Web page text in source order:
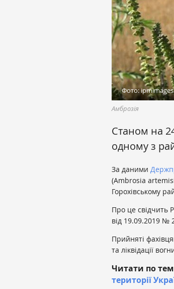
Фото:
Амброзія
Станом на
одному з
За даними
(Ambrosia
Горохівському
Про це свідчить
від 19.09.2019 №
Прийняті
та ліквідації
Читати по
території